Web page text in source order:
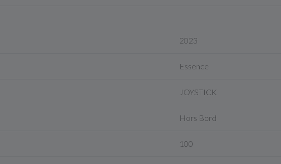
2023
Essence
JOYSTICK
Hors Bord
100